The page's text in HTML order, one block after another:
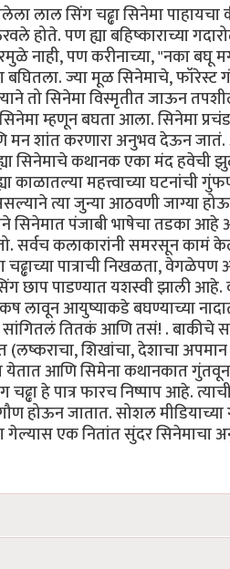
सिंग चढ्ढा सिनेमा पाहायचा
पण ह्या बहिष्काराच्या
नाही, पण करीनाच्या, "नका बघू
ज्या मूळ सिनेमाचे,
तो सिनेमा विस्मृतीत जाऊन
म्हणून बघता आला. सिनेमा
मन शांत करणारा अनुभव देऊन
ह्या सिनेमाचे कथानक एका मंद
काळातल्या महत्त्वाच्या घटनांची
त्या जुन्या आठवणी जाग्या
सिनेमात पंजाबी भाषेचा तडका आहे
सर्वच कलाकारांनी समरसून कामं
पात्राची निखळता,
छाप पाडण्यात यशस्वी झाली
लावून आयुष्याकडे बघण्याच्या
सांगितलं तितकं आणि तसं! .
शिखांचा, देशाचा
येतात आणि सिमेना कथानकात
हे पात्र फारच निष्पाप आहे.
होऊन जातात. सोशल
गेल्यास एक नितांत सुंदर